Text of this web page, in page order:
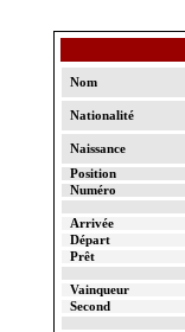
Nom
Nationalité
Naissance
Position
Numéro
Arrivée
Départ
Prêt
Vainqueur
Second